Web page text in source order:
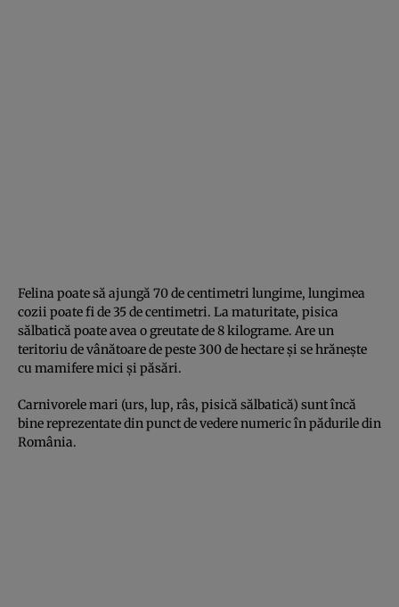
Felina poate să ajungă 70 de centimetri lungime, lungimea
cozii poate fi de 35 de centimetri. La maturitate, pisica
sălbatică poate avea o greutate de 8 kilograme. Are un
teritoriu de vânătoare de peste 300 de hectare şi se hrăneşte
cu mamifere mici şi păsări.
Carnivorele mari (urs, lup, râs, pisică sălbatică) sunt încă
bine reprezentate din punct de vedere numeric în pădurile din
România.